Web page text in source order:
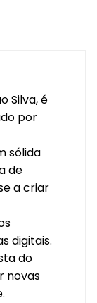
Silva, é
por
sólida
de
a criar
digitais.
do
novas